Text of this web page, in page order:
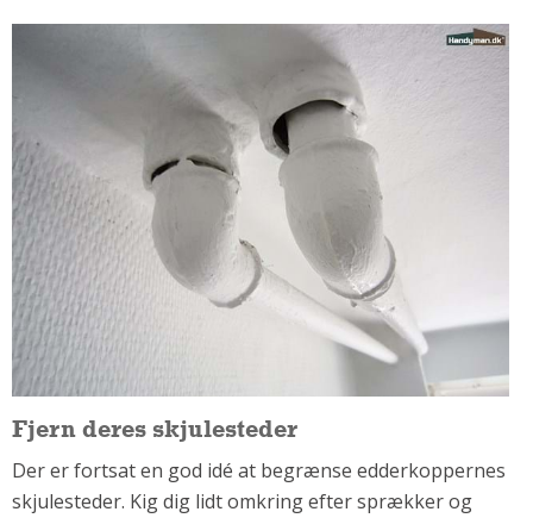
Nybygning
Om Værktøj
GLARMESTER
Udskiftning Og Montage
Om Materialer
HANDYMAN
Tips Og Tricks
Kemi
Andet
Fjern deres skjulesteder
Der er fortsat en god idé at begrænse edderkoppernes
skjulesteder. Kig dig lidt omkring efter sprækker og